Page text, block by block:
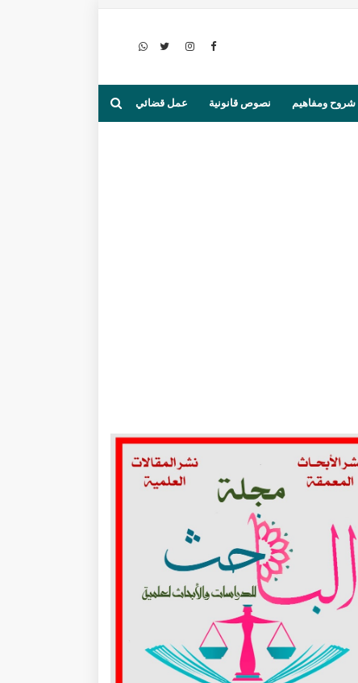
شروح ومفاهيم نصوص قانونية عمل قضائي